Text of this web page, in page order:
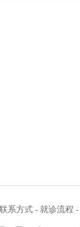
联系方式 - 就诊流程 -